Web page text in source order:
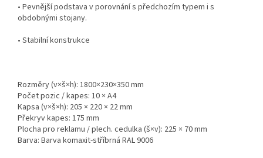
• Pevnější podstava v porovnání s předchozím typem i s
obdobnými stojany.
• Stabilní konstrukce
Rozměry (v×š×h): 1800×230×350 mm
Počet pozic / kapes: 10 × A4
Kapsa (v×š×h): 205 × 220 × 22 mm
Překryv kapes: 175 mm
Plocha pro reklamu / plech. cedulka (š×v): 225 × 70 mm
Barva: Barva komaxit-stříbrná RAL 9006